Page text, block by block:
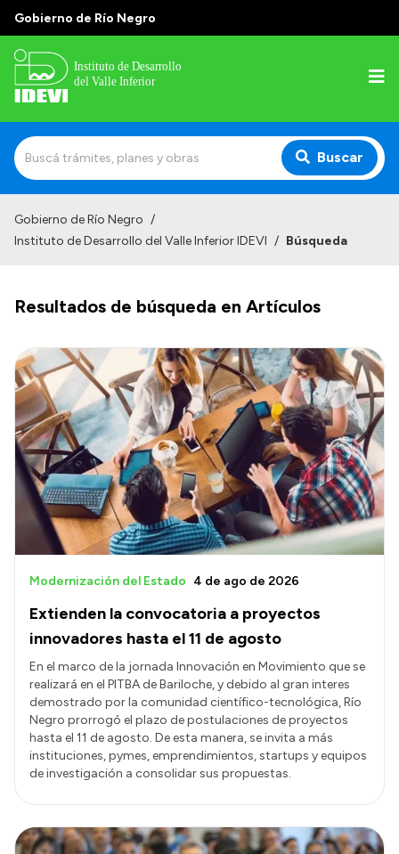
Gobierno de Río Negro
Buscar
Normativa
Historia
Gobierno de Río Negro /
Instituto de Desarrollo del Valle Inferior IDEVI / Búsqueda
Resultados de búsqueda en Artículos
Extienden la convocatoria a proyectos
innovadores hasta el 11 de agosto
Modernización del Estado 4 de ago de 2026
En el marco de la jornada Innovación en Movimiento que se
realizará en el PITBA de Bariloche, y debido al gran interes
demostrado por la comunidad científico-tecnológica, Río
Negro prorrogó el plazo de postulaciones de proyectos
hasta el 11 de agosto. De esta manera, se invita a más
instituciones, pymes, emprendimientos, startups y equipos
de investigación a consolidar sus propuestas.